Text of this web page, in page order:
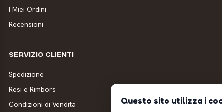
I Miei Ordini
Recensioni
SERVIZIO CLIENTI
Spedizione
Resi e Rimborsi
Condizioni di Vendita
Questo sito utilizza i